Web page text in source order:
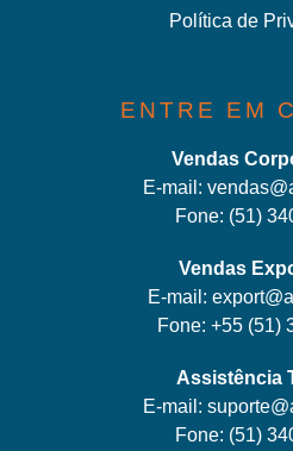
Política de
ENTRE EM
Vendas
E-mail:
Fone: (51)
Vendas
E-mail:
Fone: +55 (51)
Assistência
E-mail:
Fone: (51)